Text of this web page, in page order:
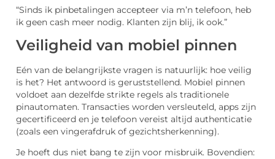
“Sinds ik pinbetalingen accepteer via m’n telefoon, heb
ik geen cash meer nodig. Klanten zijn blij, ik ook.”
Veiligheid van mobiel pinnen
Eén van de belangrijkste vragen is natuurlijk: hoe veilig
is het? Het antwoord is geruststellend. Mobiel pinnen
voldoet aan dezelfde strikte regels als traditionele
pinautomaten. Transacties worden versleuteld, apps zijn
gecertificeerd en je telefoon vereist altijd authenticatie
(zoals een vingerafdruk of gezichtsherkenning).
Je hoeft dus niet bang te zijn voor misbruik. Bovendien: